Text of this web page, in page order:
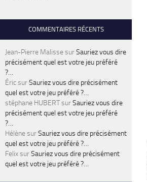
COMMENTAIRES RÉCENTS
Jean-Pierre MalissesurSauriez vous dire
précisément quel est votre jeu préféré
?…
ÉricsurSauriez vous dire précisément
quel est votre jeu préféré ?…
stéphane HUBERTsurSauriez vous dire
précisément quel est votre jeu préféré
?…
HélènesurSauriez vous dire précisément
quel est votre jeu préféré ?…
FelixsurSauriez vous dire précisément
quel est votre jeu préféré ?…